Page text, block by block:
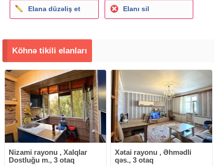
Elana düzəliş et Elanı sil
Köhnə tikili elanları
Nizami rayonu , Xalqlar
Dostluğu m., 3 otaq
Xətai rayonu , Əhmədli
qəs., 3 otaq